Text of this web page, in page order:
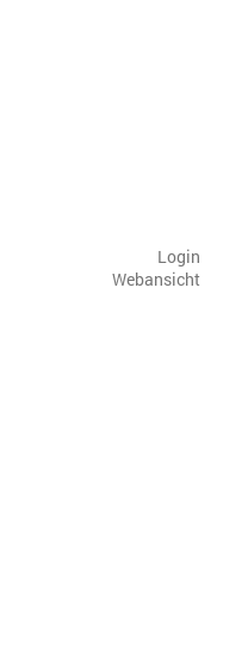
Login
Webansicht